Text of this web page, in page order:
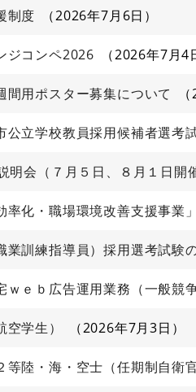
制度 2026年7月6日
ジコンペ2026 2026年7月4
用ポスター募集について
公立学校教員採用候補者選考
明会（７月５日、８月１日開
率化・職場環境改善支援事
業訓練指導員）採用選考試験
ｅｂ広告運用業務（一般競争
学生） 2026年7月3日
陸・海・空士（任期制自衛官